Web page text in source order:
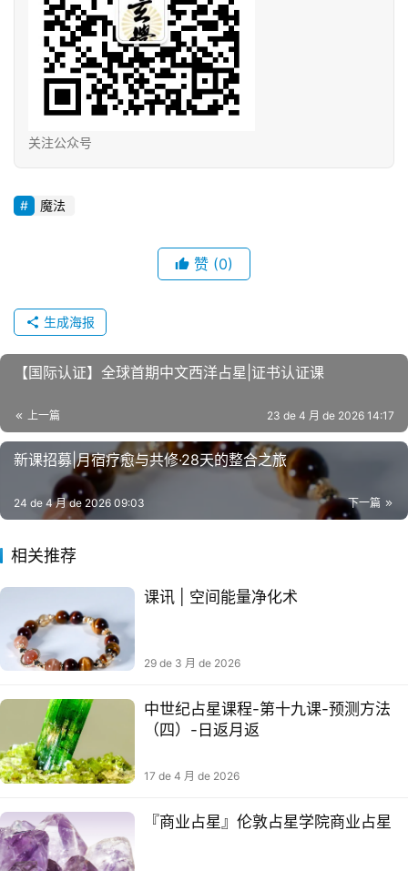
关注公众号
魔法
赞 (0)
生成海报
【国际认证】全球首期中文西洋占星|证书认证课
上一篇 23 de 4 月 de 2026 14:17
新课招募|月宿疗愈与共修·28天的整合之旅
下一篇
24 de 4 月 de 2026 09:03
相关推荐
课讯 | 空间能量净化术
29 de 3 月 de 2026
中世纪占星课程-第十九课-预测方法
（四）-日返月返
17 de 4 月 de 2026
『商业占星』伦敦占星学院商业占星